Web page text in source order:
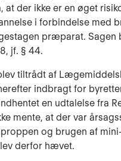
at der ikke er en øget
i forbindelse med
præparat. Sagen
jf. § 44.
tiltrådt af
indbragt for
en udtalelse fra
mente, at der var
og brugen af
derfor hævet.